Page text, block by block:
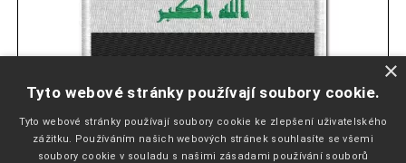
IRÁCKÁ VLAJKA
×
Tyto webové stránky používají soubory cookie.
Tyto webové stránky používají soubory cookie ke zlepšení uživatelského
zážitku. Používáním našich webových stránek souhlasíte se všemi
soubory cookie v souladu s našimi zásadami používání souborů